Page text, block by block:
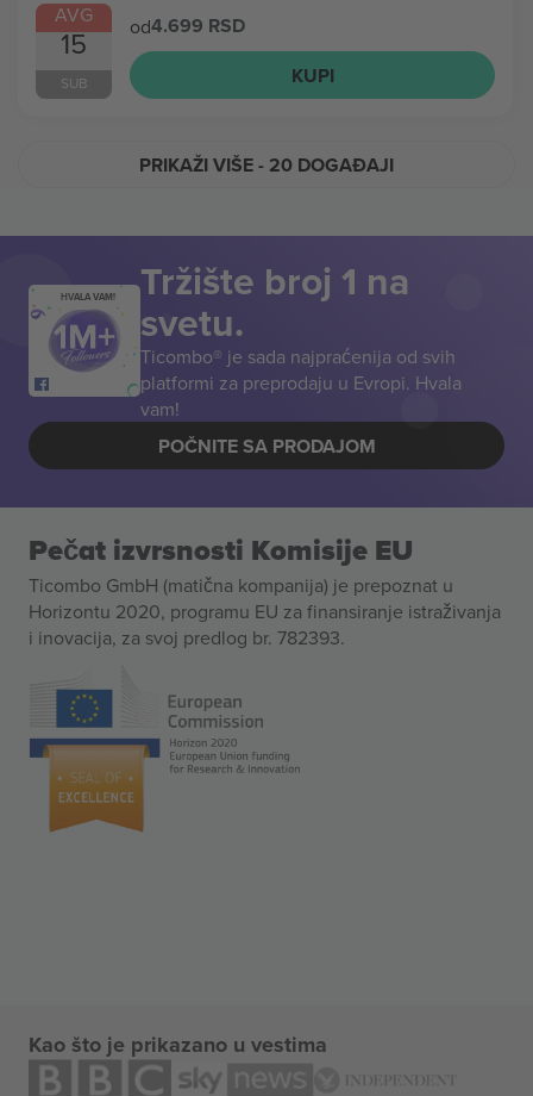
AVG
15
SUB
od4.699 RSD
KUPI
PRIKAŽI VIŠE- 20 DOGAĐAJI
HVALA VAM! Tržište broj 1 na
svetu.
Ticombo® je sada najpraćenija od svih
platformi za preprodaju u Evropi. Hvala
vam!
POČNITE SA PRODAJOM
Pečat izvrsnosti Komisije EU
Ticombo GmbH (matična kompanija) je prepoznat u
Horizontu 2020, programu EU za finansiranje istraživanja
i inovacija, za svoj predlog br. 782393.
Kao što je prikazano u vestima